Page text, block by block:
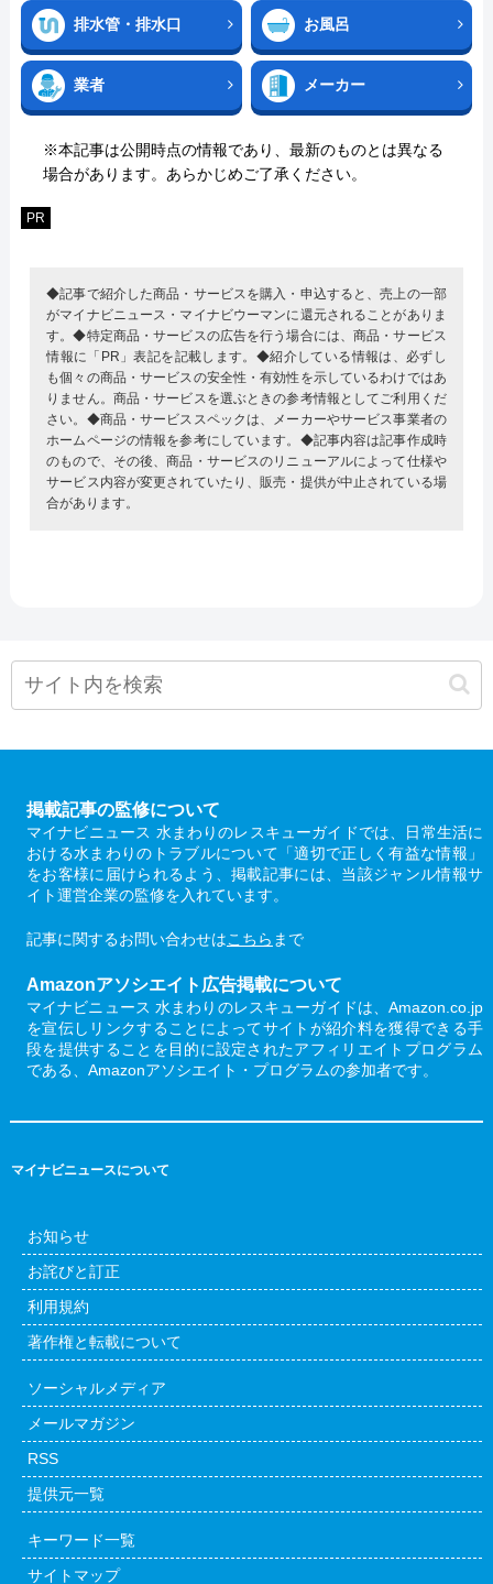
排水管・排水口 お風呂
業者 メーカー
※本記事は公開時点の情報であり、最新のものとは異なる
場合があります。あらかじめご了承ください。
PR
◆記事で紹介した商品・サービスを購入・申込すると、売上の一部
がマイナビニュース・マイナビウーマンに還元されることがありま
す。◆特定商品・サービスの広告を行う場合には、商品・サービス
情報に「PR」表記を記載します。◆紹介している情報は、必ずし
も個々の商品・サービスの安全性・有効性を示しているわけではあ
りません。商品・サービスを選ぶときの参考情報としてご利用くだ
さい。◆商品・サービススペックは、メーカーやサービス事業者の
ホームページの情報を参考にしています。◆記事内容は記事作成時
のもので、その後、商品・サービスのリニューアルによって仕様や
サービス内容が変更されていたり、販売・提供が中止されている場
合があります。
掲載記事の監修について
マイナビニュース 水まわりのレスキューガイドでは、日常生活に
おける水まわりのトラブルについて「適切で正しく有益な情報」
をお客様に届けられるよう、掲載記事には、当該ジャンル情報サ
イト運営企業の監修を入れています。
記事に関するお問い合わせはこちら まで
Amazonアソシエイト広告掲載について
マイナビニュース 水まわりのレスキューガイドは、Amazon.co.jp
を宣伝しリンクすることによってサイトが紹介料を獲得できる手
段を提供することを目的に設定されたアフィリエイトプログラム
である、Amazonアソシエイト・プログラムの参加者です。
マイナビニュースについて
お知らせ
お詫びと訂正
利用規約
著作権と転載について
ソーシャルメディア
メールマガジン
RSS
提供元一覧
キーワード一覧
サイトマップ